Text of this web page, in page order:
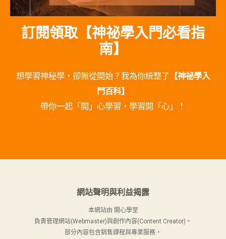
訂閱領取【神祕學入門必看指
南】
想學習神秘學，卻無從開始？我為你統整了 【神祕學入
門百科】
帶你一起「開」心學習，學習開「心」！
網站聲明與利益揭露
本網站由 開心學堂
負責管理網站(Webmaster)與創作內容(Content Creator)。
部分內容包含銷售課程與專業服務，